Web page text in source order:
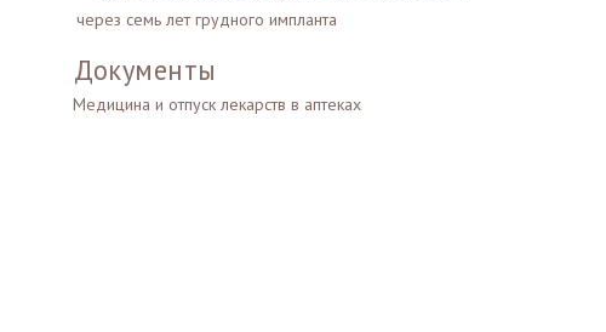
через семь лет грудного импланта
Документы
Медицина и отпуск лекарств в аптеках